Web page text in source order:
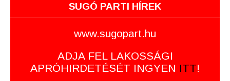
SUGÓ PARTI HÍREK
www.sugopart.hu
ADJA FEL LAKOSSÁGI
APRÓHIRDETÉSÉT INGYEN ITT!